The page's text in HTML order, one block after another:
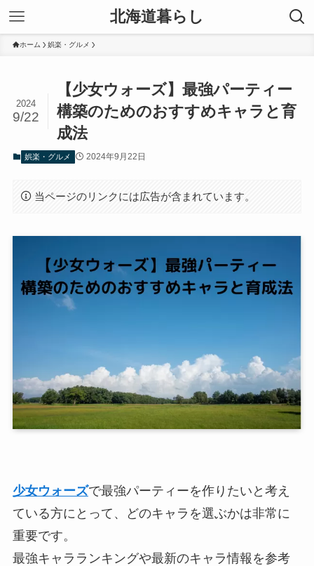
北海道暮らし
ホーム 娯楽・グルメ
【少女ウォーズ】最強パーティー
構築のためのおすすめキャラと育
成法
2024
9/22
娯楽・グルメ 2024年9月22日
当ページのリンクには広告が含まれています。
少女ウォーズで最強パーティーを作りたいと考え
ている方にとって、どのキャラを選ぶかは非常に
重要です。
最強キャラランキングや最新のキャラ情報を参考